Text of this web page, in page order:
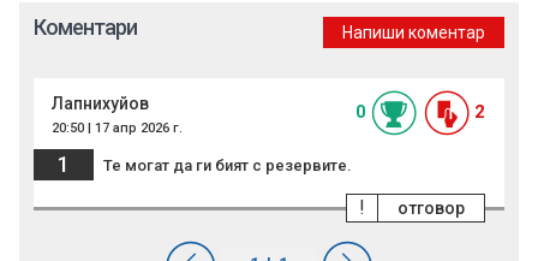
Коментари Напиши коментар
Лапнихуйов
20:50 | 17 апр 2026 г.
0 2
1 Те могат да ги бият с резервите.
отговор
!